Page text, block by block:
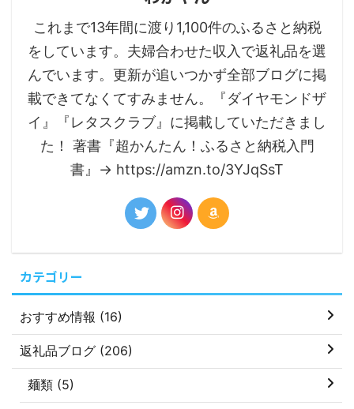
これまで13年間に渡り1,100件のふるさと納税
をしています。夫婦合わせた収入で返礼品を選
んでいます。更新が追いつかず全部ブログに掲
載できてなくてすみません。『ダイヤモンドザ
イ』『レタスクラブ』に掲載していただきまし
た！ 著書『超かんたん！ふるさと納税入門
書』→ https://amzn.to/3YJqSsT
カテゴリー
おすすめ情報 (16)
返礼品ブログ (206)
麺類 (5)